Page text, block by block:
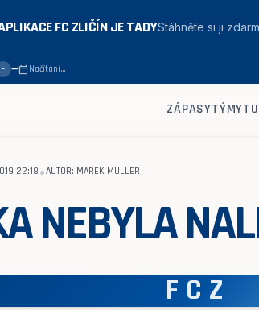
FC ZLIČÍN JE TADYStáhněte si ji
– —calendar_today Načítání…
ZÁPASYTÝMY
22:18 •AUTOR: MAREK MULLER
NEBYLA
FCZ